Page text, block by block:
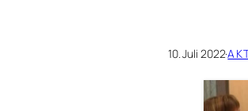
10. Juli 2022·